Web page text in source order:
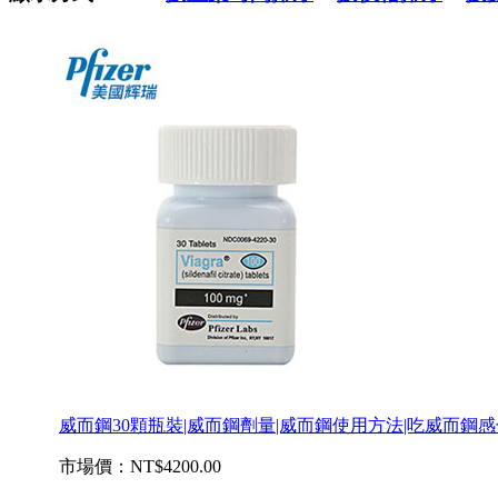
威而鋼30顆瓶裝|威而鋼劑量|威而鋼使用方法|吃威而鋼
市場價： NT$4200.00